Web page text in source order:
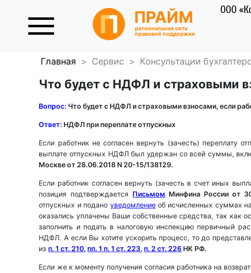
ПРАЙМ
региональная сеть
правовой поддержки
ООО
Главная > Сервис > Консультации
Что будет с НДФЛ и страховыми
Вопрос: Что будет с НДФЛ и страховыми взносами, если
Ответ: НДФЛ при переплате отпускных
Если работник не согласен вернуть (зачесть)
выплате отпускных НДФЛ был удержан со всей суммы,
Москве от 28.06.2018 N 20-15/138129.
Если работник согласен вернуть (зачесть в счет иных
позиция подтверждается Письмом Минфина России от
отпускных и подано уведомлениеоб исчисленных суммах
оказались уплачены Ваши собственные средства, так как
заполнить и подать в налоговую инспекцию первичный
НДФЛ. А если Вы хотите ускорить процесс, то до
из п. 1 ст. 210, пп. 1 п. 1 ст. 223, п. 2 ст. 226 НК РФ.
Если же к моменту получения согласия работника на